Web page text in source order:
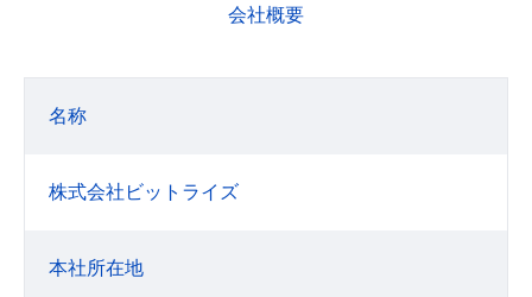
会社概要
名称
株式会社ビットライズ
本社所在地